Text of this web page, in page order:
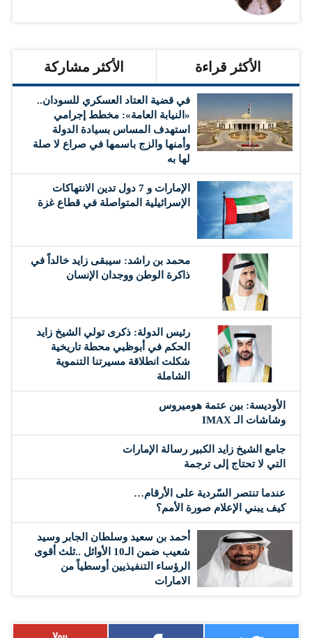
الأكثر قراءة الأكثر مشاركة
في قضية العتاد العسكري للسودان..
«النيابة العامة»: مخطط إجرامي
استهدف المساس بسيادة الدولة
وأمنها والزج باسمها في صراع لا صلة
لها به
الإمارات و 7 دول تدين الانتهاكات
الإسرائيلية المتواصلة في قطاع غزة
محمد بن راشد: سيبقى زايد خالداً في
ذاكرة الوطن ووجدان الإنسان
رئيس الدولة: ذكرى تولي الشيخ زايد
الحكم في أبوظبي محطة تاريخية
شكلت انطلاقة مسيرتنا التنموية
الشاملة
الأوديسة: بين عتمة هوميروس
وشاشات الـ IMAX
جامع الشيخ زايد الكبير رسالة الإمارات
التي لا تحتاج إلى ترجمة
عندما تنتصر السّردية على الأرقام…
كيف يبني الإعلام صورة الأمم؟
أحمد بن سعيد وسلطان الجابر وسيد
شعيب ضمن الـ10 الأوائل ..ثلث أقوى
الرؤساء التنفيذيين أوسطياً من
الامارات